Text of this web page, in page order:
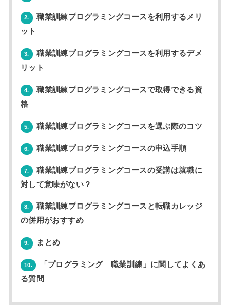
2.
職業訓練プログラミングコースを利用するメリ
ット
3.
職業訓練プログラミングコースを利用するデメ
リット
4.
職業訓練プログラミングコースで取得できる資
格
5. 職業訓練プログラミングコースを選ぶ際のコツ
6. 職業訓練プログラミングコースの申込手順
7.
職業訓練プログラミングコースの受講は就職に
対して意味がない？
8.
職業訓練プログラミングコースと転職カレッジ
の併用がおすすめ
9. まとめ
10.
「プログラミング 職業訓練」に関してよくあ
る質問